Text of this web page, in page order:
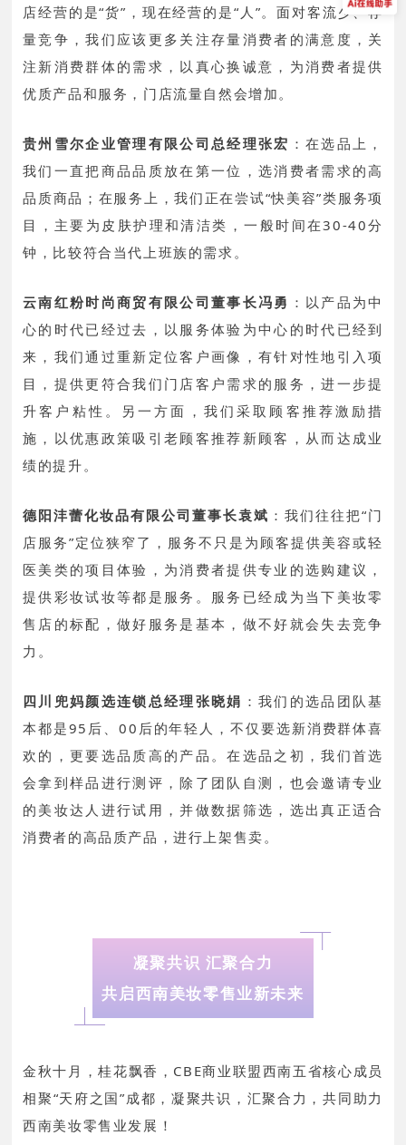
店经营的是“货”，现在经营的是“人”。面对客流少、存
量竞争，我们应该更多关注存量消费者的满意度，关
注新消费群体的需求，以真心换诚意，为消费者提供
优质产品和服务，门店流量自然会增加。
贵州雪尔企业管理有限公司总经理张宏 ： 在选品上，
我们一直把商品品质放在第一位，选消费者需求的高
品质商品；在服务上，我们正在尝试“快美容”类服务项
目，主要为皮肤护理和清洁类，一般时间在30-40分
钟，比较符合当代上班族的需求。
云南红粉时尚商贸有限公司董事长冯勇 ： 以产品为中
心的时代已经过去，以服务体验为中心的时代已经到
来，我们通过重新定位客户画像，有针对性地引入项
目，提供更符合我们门店客户需求的服务，进一步提
升客户粘性。另一方面，我们采取顾客推荐激励措
施，以优惠政策吸引老顾客推荐新顾客，从而达成业
绩的提升。
德阳沣蕾化妆品有限公司董事长袁斌 ：我们往往把“门
店服务”定位狭窄了，服务不只是为顾客提供美容或轻
医美类的项目体验，为消费者提供专业的选购建议，
提供彩妆试妆等都是服务。服务已经成为当下美妆零
售店的标配，做好服务是基本，做不好就会失去竞争
力。
四川兜妈颜选连锁总经理张晓娟 ： 我们的选品团队基
本都是95后、00后的年轻人，不仅要选新消费群体喜
欢的，更要选品质高的产品。在选品之初，我们首选
会拿到样品进行测评，除了团队自测，也会邀请专业
的美妆达人进行试用，并做数据筛选，选出真正适合
消费者的高品质产品，进行上架售卖。
凝聚共识 汇聚合力
共启西南美妆零售业新未来
金秋十月，桂花飘香，CBE商业联盟西南五省核心成员
相聚“天府之国”成都，凝聚共识，汇聚合力，共同助力
西南美妆零售业发展！